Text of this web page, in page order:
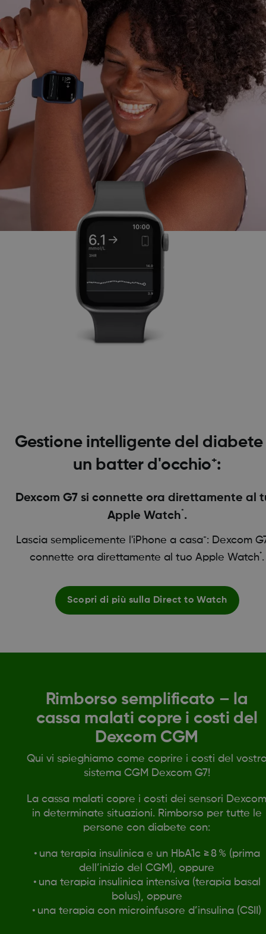
Gestione intelligente del diabete
un batter d'occhio+:
Dexcom G7 si connette ora direttamente al
Apple Watch*.
Lascia semplicemente l'iPhone a casa+: Dexcom
connette ora direttamente al tuo Apple Watch*.
Scopri di più sulla Direct to Watch
Rimborso semplificato – la
cassa malati copre i costi del
Dexcom CGM
Qui vi spieghiamo come coprire i costi del
sistema CGM Dexcom G7!
La cassa malati copre i costi dei sensori
in determinate situazioni. Rimborso per tutte le
persone con diabete con:
• una terapia insulinica e un HbA1c ≥ 8 % (prima
dell’inizio del CGM), oppure
• una terapia insulinica intensiva (terapia basal
bolus), oppure
• una terapia con microinfusore d’insulina (CSII)